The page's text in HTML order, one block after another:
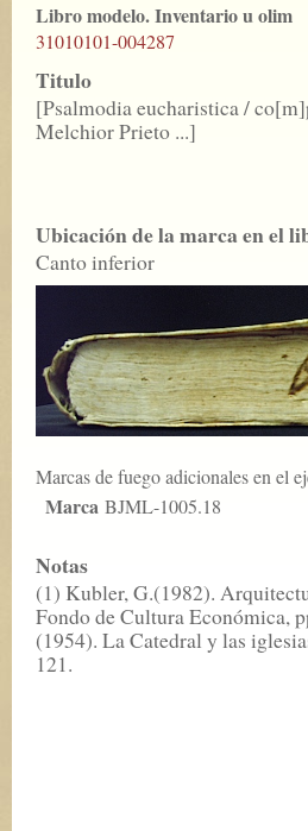
Libro modelo. Inventario u olim
31010101-004287
Titulo
[Psalmodia eucharistica /
Melchior Prieto ...]
Ubicación de la marca en el
Canto inferior
Marcas de fuego adicionales en el
Marca BJML-1005.18
Notas
(1) Kubler, G.(1982).
Fondo de Cultura Económica,
(1954). La Catedral y las
121.